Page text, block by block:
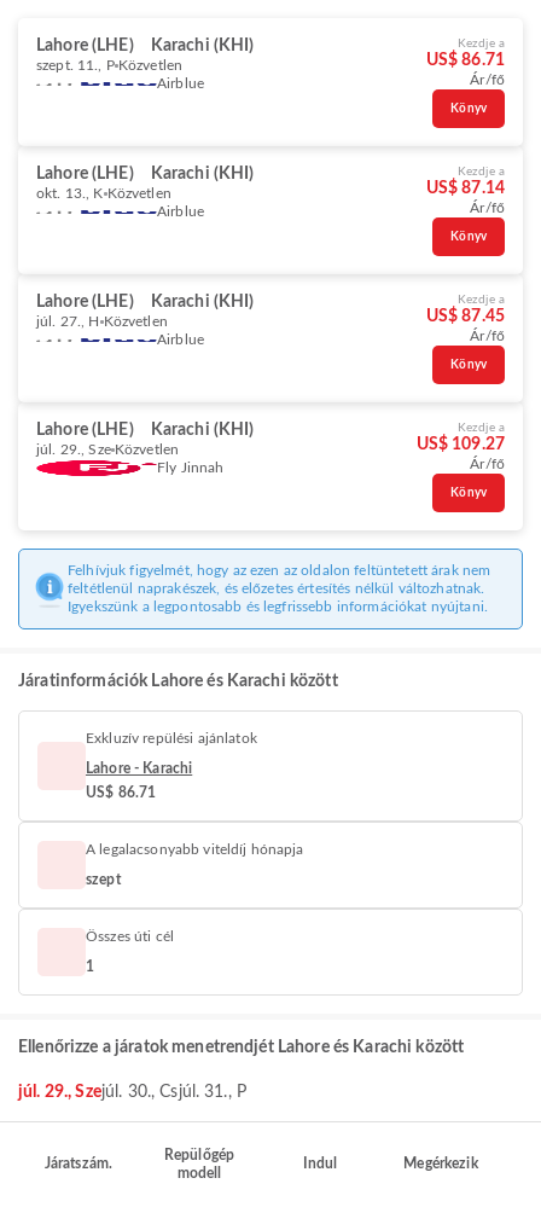
Lahore (LHE) Karachi (KHI)
szept. 11., P Közvetlen
Airblue
Kezdje a
US$ 86.71
Ár/fő
Könyv
Lahore (LHE) Karachi (KHI)
okt. 13., K Közvetlen
Airblue
Kezdje a
US$ 87.14
Ár/fő
Könyv
Lahore (LHE) Karachi (KHI)
júl. 27., H Közvetlen
Airblue
Kezdje a
US$ 87.45
Ár/fő
Könyv
Lahore (LHE) Karachi (KHI)
júl. 29., Sze Közvetlen
Fly Jinnah
Kezdje a
US$ 109.27
Ár/fő
Könyv
Felhívjuk figyelmét, hogy az ezen az oldalon feltüntetett árak nem
feltétlenül naprakészek, és előzetes értesítés nélkül változhatnak.
Igyekszünk a legpontosabb és legfrissebb információkat nyújtani.
Járatinformációk Lahore és Karachi között
Exkluzív repülési ajánlatok
Lahore - Karachi
US$ 86.71
A legalacsonyabb viteldíj hónapja
szept
Összes úti cél
1
Ellenőrizze a járatok menetrendjét Lahore és Karachi között
júl. 29., Szejúl. 30., Csjúl. 31., P
Járatszám.
Repülőgép
modell
Indul Megérkezik